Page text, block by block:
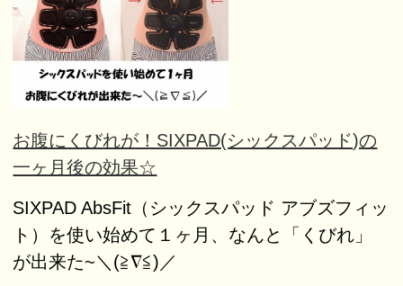
お腹にくびれが！SIXPAD(シックスパッド)の
一ヶ月後の効果☆
SIXPAD AbsFit（シックスパッド アブズフィッ
ト）を使い始めて１ヶ月、なんと「くびれ」
が出来た~＼(≧∇≦)／